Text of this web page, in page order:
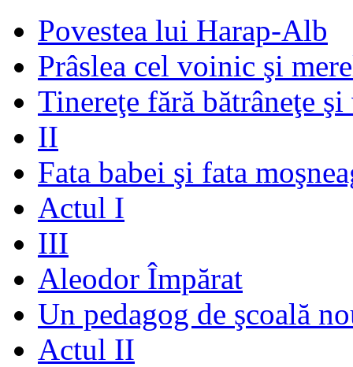
Povestea lui Harap-Alb
Prâslea cel voinic şi
Tinereţe fără bătrâneţe
II
Fata babei şi fata
Actul I
III
Aleodor Împărat
Un pedagog de şcoală
Actul II